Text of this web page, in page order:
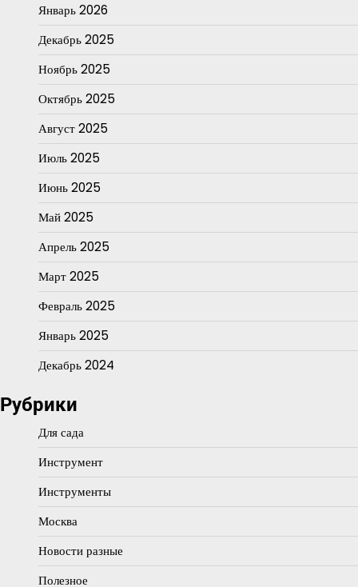
Январь 2026
Декабрь 2025
Ноябрь 2025
Октябрь 2025
Август 2025
Июль 2025
Июнь 2025
Май 2025
Апрель 2025
Март 2025
Февраль 2025
Январь 2025
Декабрь 2024
Рубрики
Для сада
Инструмент
Инструменты
Москва
Новости разные
Полезное